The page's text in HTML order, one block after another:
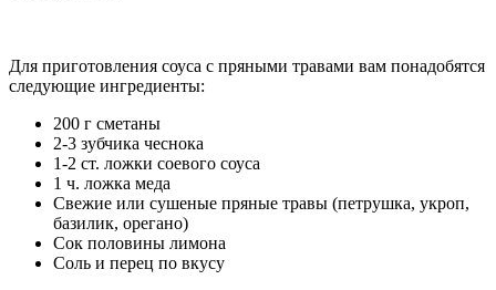
Для приготовления соуса с пряными травами вам понадобятся
следующие ингредиенты:
200 г сметаны
2-3 зубчика чеснока
1-2 ст. ложки соевого соуса
1 ч. ложка меда
Свежие или сушеные пряные травы (петрушка, укроп,
базилик, орегано)
Сок половины лимона
Соль и перец по вкусу